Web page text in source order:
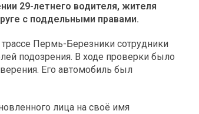
29-летнего водителя, жителя
с поддельными правами.
Пермь-Березники сотрудники
подозрения. В ходе проверки было
Его автомобиль был
лица на своё имя